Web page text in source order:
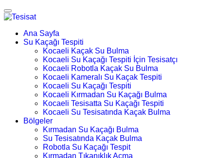
Ana Sayfa
Su Kaçağı Tespiti
Kocaeli Kaçak Su Bulma
Kocaeli Su Kaçağı Tespiti İçin Tesisatçı
Kocaeli Robotla Kaçak Su Bulma
Kocaeli Kameralı Su Kaçak Tespiti
Kocaeli Su Kaçağı Tespiti
Kocaeli Kırmadan Su Kaçağı Bulma
Kocaeli Tesisatta Su Kaçağı Tespiti
Kocaeli Su Tesisatında Kaçak Bulma
Bölgeler
Kırmadan Su Kaçağı Bulma
Su Tesisatında Kaçak Bulma
Robotla Su Kaçağı Tespit
Kırmadan Tıkanıklık Açma